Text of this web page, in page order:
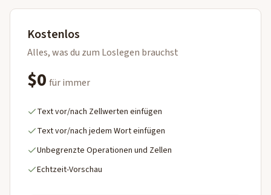
Kostenlos
Alles, was du zum Loslegen brauchst
$0 für immer
Text vor/nach Zellwerten einfügen
Text vor/nach jedem Wort einfügen
Unbegrenzte Operationen und Zellen
Echtzeit-Vorschau